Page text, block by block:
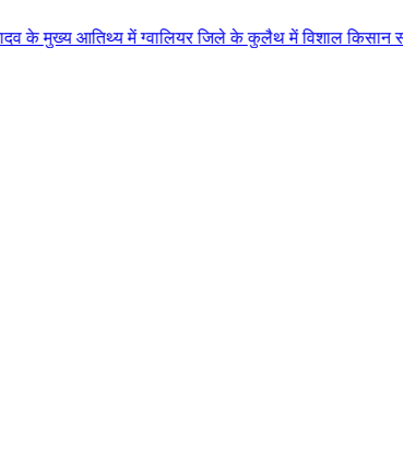
जिले के कुलैथ में विशाल किसान सम्मेलन आयोजित